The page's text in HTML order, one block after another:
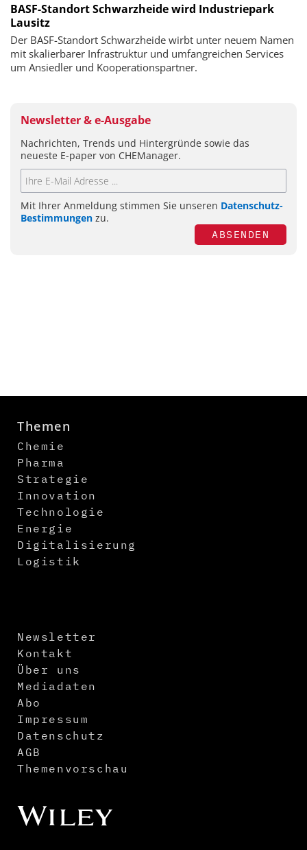
BASF-Standort Schwarzheide wird Industriepark
Lausitz
Der BASF-Standort Schwarzheide wirbt unter neuem Namen
mit skalierbarer Infrastruktur und umfangreichen Services
um Ansiedler und Kooperationspartner.
Newsletter & e-Ausgabe
Nachrichten, Trends und Hintergründe sowie das
neueste E-paper von CHEManager.
Mit Ihrer Anmeldung stimmen Sie unseren Datenschutz-
Bestimmungen zu.
ABSENDEN
Themen
Chemie
Pharma
Strategie
Innovation
Technologie
Energie
Digitalisierung
Logistik
Newsletter
Kontakt
Über uns
Mediadaten
Abo
Impressum
Datenschutz
AGB
Themenvorschau